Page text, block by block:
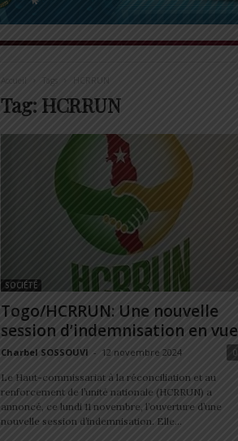
Accueil Tags
Tag: HCRRUN
SOCIÉTÉ
Togo/HCRRUN: Une nouvelle
session d’indemnisation en vue
Charbel SOSSOUVI - 12 novembre 2024 0
Le Haut-commissariat à la réconciliation et au
renforcement de l’unité nationale (HCRRUN) a
annoncé, ce lundi 11 novembre, l’ouverture d’une
nouvelle session d’indemnisation. Elle...